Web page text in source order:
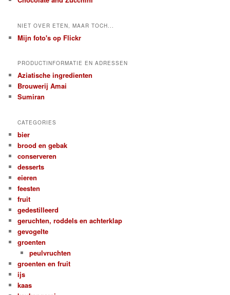
NIET OVER ETEN, MAAR TOCH...
Mijn foto's op Flickr
PRODUCTINFORMATIE EN ADRESSEN
Aziatische ingredienten
Brouwerij Amai
Sumiran
CATEGORIES
bier
brood en gebak
conserveren
desserts
eieren
feesten
fruit
gedestilleerd
geruchten, roddels en achterklap
gevogelte
groenten
peulvruchten
groenten en fruit
ijs
kaas